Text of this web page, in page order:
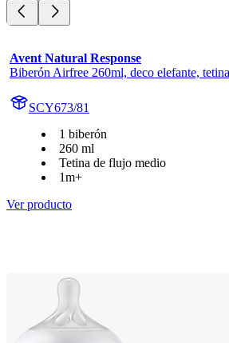
Avent Natural Response
Biberón Airfree 260ml, deco elefante,
SCY673/81
1 biberón
260 ml
Tetina de flujo medio
1m+
Ver producto